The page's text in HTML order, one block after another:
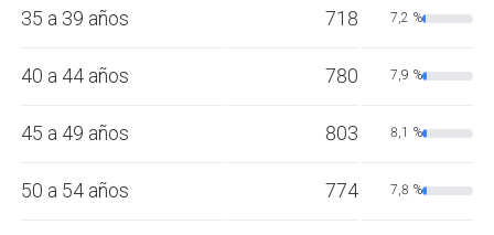
35 a 39 años 718 7,2 %
40 a 44 años 780 7,9 %
45 a 49 años 803 8,1 %
50 a 54 años 774 7,8 %